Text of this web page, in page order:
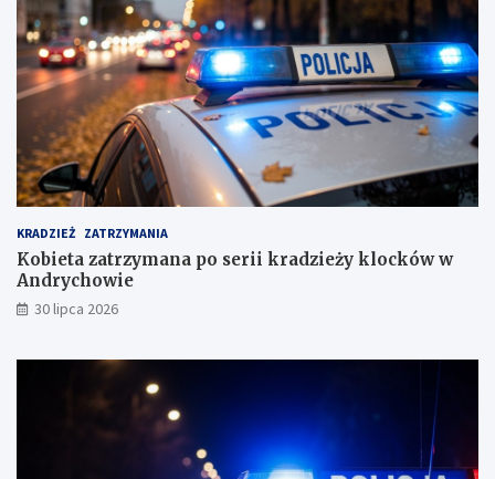
e
s
u
s
k
m
KRADZIEŻ ZATRZYMANIA
Kobieta zatrzymana po serii kradzieży klocków w
Andrychowie
30 lipca 2026